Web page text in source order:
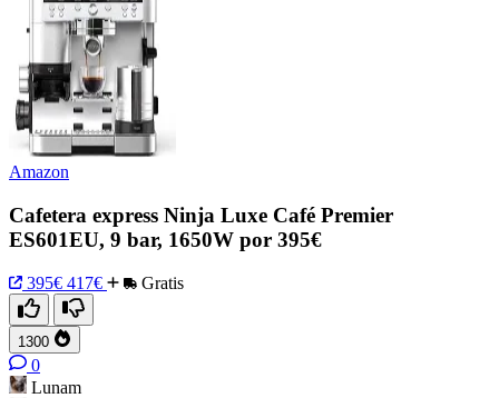
Amazon
Cafetera express Ninja Luxe Café Premier
ES601EU, 9 bar, 1650W por 395€
395€ 417€ Gratis
1300
0
Lunam